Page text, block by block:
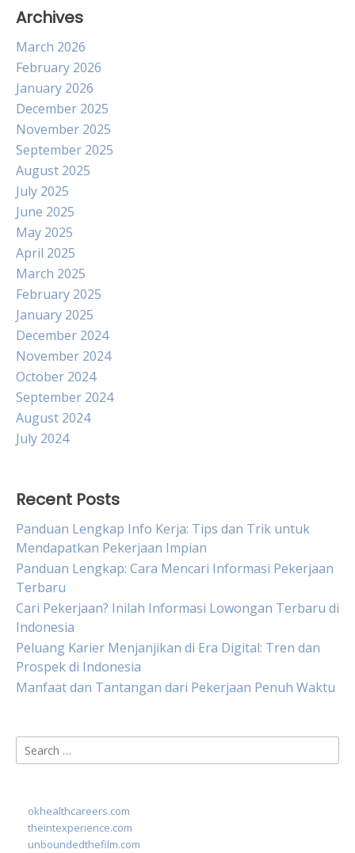
Archives
March 2026
February 2026
January 2026
December 2025
November 2025
September 2025
August 2025
July 2025
June 2025
May 2025
April 2025
March 2025
February 2025
January 2025
December 2024
November 2024
October 2024
September 2024
August 2024
July 2024
Recent Posts
Panduan Lengkap Info Kerja: Tips dan Trik untuk
Mendapatkan Pekerjaan Impian
Panduan Lengkap: Cara Mencari Informasi Pekerjaan
Terbaru
Cari Pekerjaan? Inilah Informasi Lowongan Terbaru di
Indonesia
Peluang Karier Menjanjikan di Era Digital: Tren dan
Prospek di Indonesia
Manfaat dan Tantangan dari Pekerjaan Penuh Waktu
Search
for:
okhealthcareers.com
theintexperience.com
unboundedthefilm.com